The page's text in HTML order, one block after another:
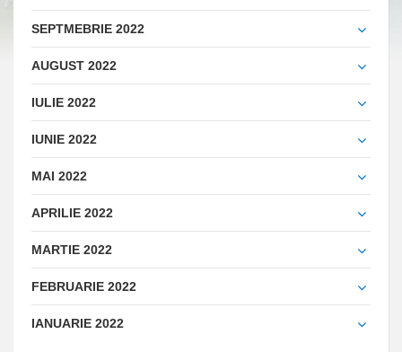
SEPTMEBRIE 2022
AUGUST 2022
IULIE 2022
IUNIE 2022
MAI 2022
APRILIE 2022
MARTIE 2022
FEBRUARIE 2022
IANUARIE 2022